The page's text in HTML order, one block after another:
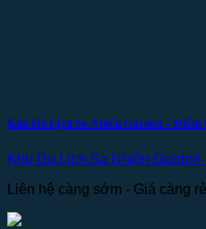
Khu Du Lịch Sa Nhiên Garden –
Khu Du Lịch Sa Nhiên
Liên hệ càng sớm - Giá càng rẻ